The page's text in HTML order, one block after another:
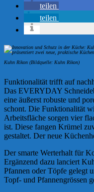
teilen
teilen
Kuhn Rikon (Bildquelle: Kuhn Rikon)
Funktionalität trifft auf
Das EVERYDAY
eine äußerst robuste und
schont. Die Funktionalität
Arbeitsfläche sorgen vier
ist. Diese fangen Krümel
gestaltet. Der neue
Der smarte Werterhalt für
Ergänzend dazu lanciert
Pfannen oder Töpfe gelegt
Topf- und Pfannengrössen